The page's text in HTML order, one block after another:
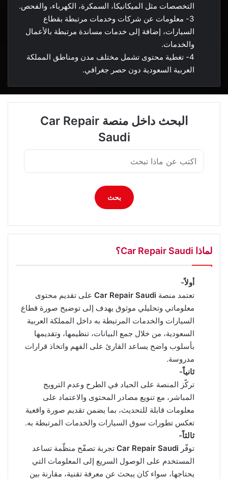
التخصصات مثل الميكانيكا، السمكرة، الكهرباء، والفحص.
3- معلومات عن شركات وخدمات مرتبطة بقطاع
السيارات، إضافة إلى خدمات مساندة مرتبطة بالأعمال
والخدمات.
4- تغطية محتوى تشمل مختلف مدن ومناطق المملكة
العربية السعودية دون حصر جغرافي.
البحث داخل منصة Car Repair
Saudi
بحث
لماذا Car Repair Saudi؟
أولاً-
تعتمد منصة Car Repair Saudi على تقديم محتوى
معلوماتي وتحليلي موثوق يهدف إلى توضيح صورة قطاع
السيارات والخدمات المرتبطة به داخل المملكة العربية
السعودية، من خلال جمع البيانات، تنظيمها، وتقديمها
بأسلوب واضح يساعد القارئ على الفهم واتخاذ قرارات
مدروسة.
ثانياً-
تركّز المنصة على الحياد في الطرح وعدم الترويج
المباشر، مع تنويع مصادر المحتوى والاعتماد على
معلومات قابلة للتحديث، بما يضمن تقديم صورة واقعية
تعكس تطورات سوق السيارات والخدمات المرتبطة به.
ثالثاً-
توفّر Car Repair Saudi تجربة تصفّح منظّمة تساعد
المستخدم على الوصول السريع إلى المعلومات التي
يحتاجها، سواء كان يبحث عن معرفة تقنية، مقارنة بين